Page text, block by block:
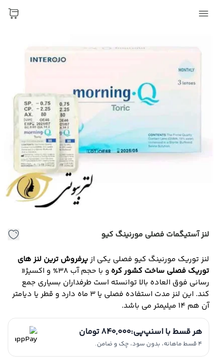
لنز آستیگمات فصلی مورنینگ کیو
لنز توریک مورنینگ کیو فصلی یکی ازپرفروش ترین لنز های
توریک فصلی ساخت کشور کره
و با حجم آب 38% و اکسیژ«
رسانی فوق العاده بالا توانسته است طرفداران بسیاری جمع
کند. این لنز مدت استفاده فصلی یا 3 ماه دارد و قطر یا دیامتر
آن هم 14 میلیمتر می باشد.
هر قسط با اسنپ‌پی:840,000 تومان
4 قسط ماهانه، بدون سود، چک و ضامن.